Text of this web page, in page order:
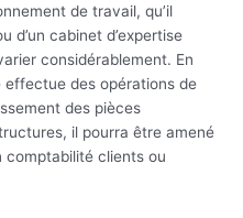
de travail, qu’il
d’un cabinet d’expertise
considérablement. En
effectue des opérations de
des pièces
il pourra être amené
comptabilité clients ou